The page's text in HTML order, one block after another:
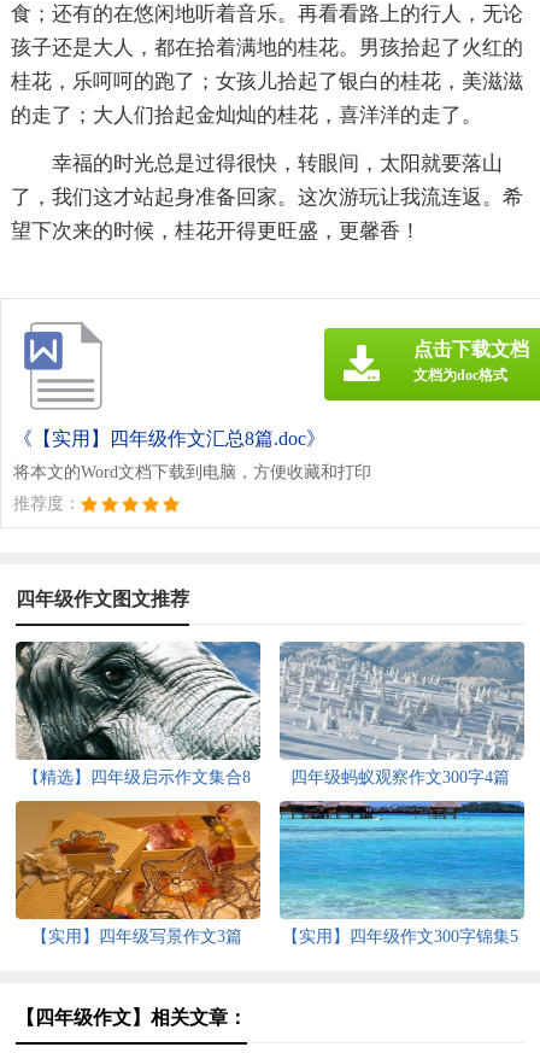
食；还有的在悠闲地听着音乐。再看看路上的行人，无论
孩子还是大人，都在拾着满地的桂花。男孩拾起了火红的
桂花，乐呵呵的跑了；女孩儿拾起了银白的桂花，美滋滋
的走了；大人们拾起金灿灿的桂花，喜洋洋的走了。
幸福的时光总是过得很快，转眼间，太阳就要落山
了，我们这才站起身准备回家。这次游玩让我流连返。希
望下次来的时候，桂花开得更旺盛，更馨香！
《【实用】四年级作文汇总8篇.doc》
将本文的Word文档下载到电脑，方便收藏和打印
推荐度：
点击下载文档
文档为doc格式
四年级作文图文推荐
【精选】四年级启示作文集合8
篇
四年级蚂蚁观察作文300字4篇
【实用】四年级写景作文3篇
【实用】四年级作文300字锦集5
【四年级作文】相关文章：